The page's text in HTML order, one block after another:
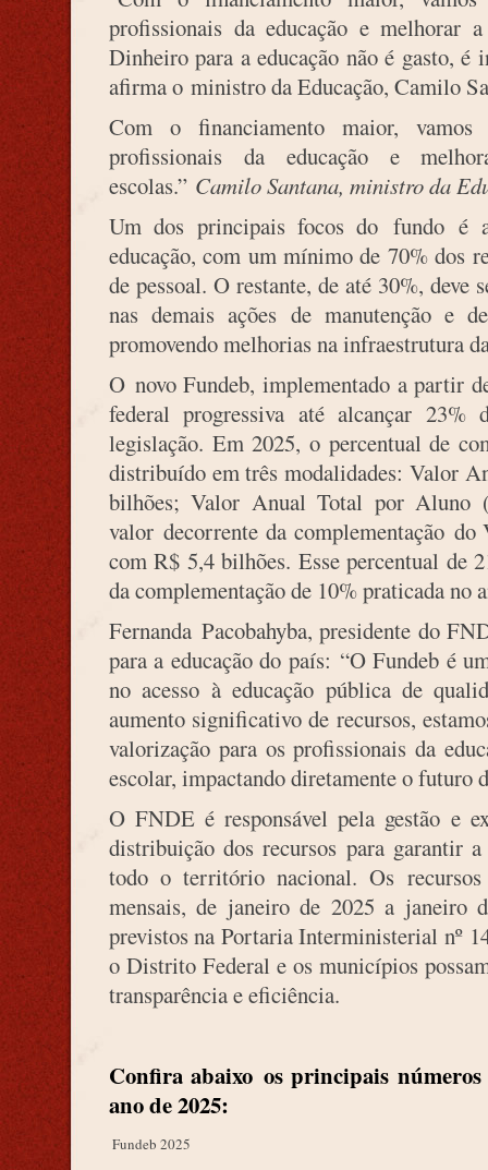
profissionais da educação e melhorar
Dinheiro para a educação não é gasto, é
afirma o ministro da Educação, Camilo
Com o financiamento maior,
profissionais da educação e
escolas.” Camilo Santana, ministro da
Um dos principais focos do fundo é
educação, com um mínimo de 70% dos
de pessoal. O restante, de até 30%, deve
nas demais ações de manutenção e
promovendo melhorias na infraestrutura
O novo Fundeb, implementado a partir
federal progressiva até alcançar
legislação. Em 2025, o percentual de
distribuído em três modalidades: Valor
bilhões; Valor Anual Total por Aluno
valor decorrente da complementação
com R$ 5,4 bilhões. Esse percentual de
da complementação de 10% praticada no
Fernanda Pacobahyba, presidente do
para a educação do país: “O Fundeb é
no acesso à educação pública de
aumento significativo de recursos,
valorização para os profissionais da
escolar, impactando diretamente o futuro
O FNDE é responsável pela gestão e
distribuição dos recursos para garantir
todo o território nacional. Os recursos
mensais, de janeiro de 2025 a janeiro
previstos na Portaria Interministerial nº
o Distrito Federal e os municípios
transparência e eficiência.
Confira abaixo os principais
ano de 2025:
Fundeb 2025